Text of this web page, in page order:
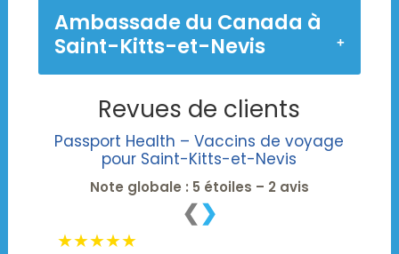
Ambassade du Canada à
Saint-Kitts-et-Nevis
Revues de clients
Passport Health – Vaccins de voyage
pour Saint-Kitts-et-Nevis
Note globale : 5 étoiles – 2 avis
❮❯
★★★★★